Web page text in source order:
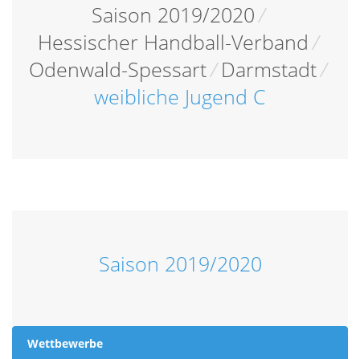
Saison 2019/2020/
Hessischer Handball-Verband/
Odenwald-Spessart/ Darmstadt/
weibliche Jugend C
Saison 2019/2020
Wettbewerbe